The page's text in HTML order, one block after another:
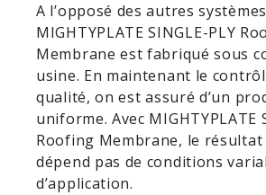
A l’opposé des autres
MIGHTYPLATE SINGLE-PLY
Membrane est fabriqué sous
usine. En maintenant le
qualité, on est assuré d’un
uniforme. Avec MIGHTYPLATE
Roofing Membrane, le
dépend pas de conditions
d’application.